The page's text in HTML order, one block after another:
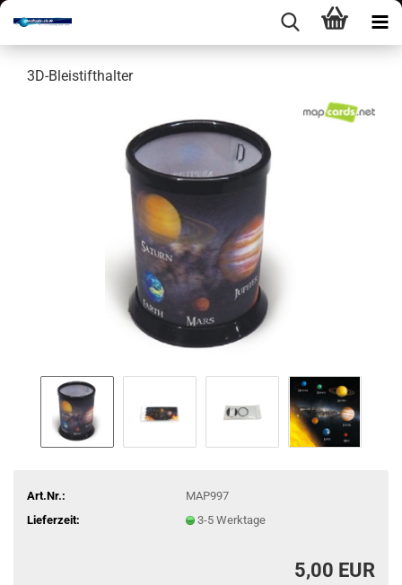
3D-​Bleistifthalter
Art.Nr.:
MAP997
Lieferzeit:
3-5 Werktage
5,00 EUR